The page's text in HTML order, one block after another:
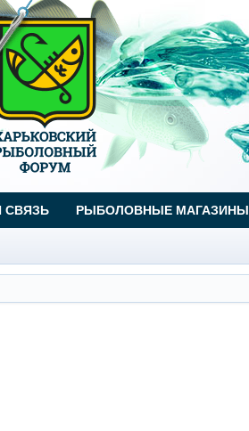
СВЯЗЬ РЫБОЛОВНЫЕ МАГАЗИНЫ